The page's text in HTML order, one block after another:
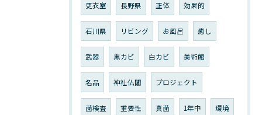
更衣室 長野県 正体 効果的
石川県 リビング お風呂 癒し
武器 黒カビ 白カビ 美術館
名品 神社仏閣 プロジェクト
菌検査 重要性 真菌 1年中 環境